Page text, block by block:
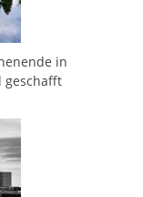
in
geschafft